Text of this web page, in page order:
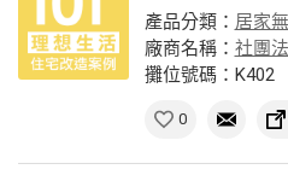
產品分類： 居家
廠商名稱： 社團
攤位號碼：K402
0